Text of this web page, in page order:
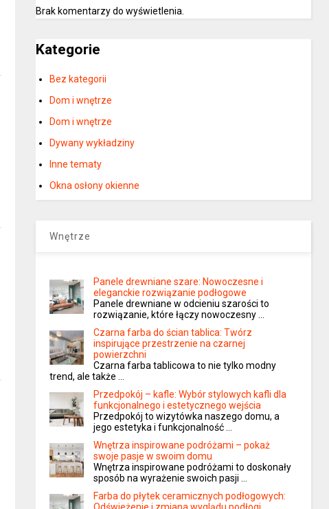
Brak komentarzy do wyświetlenia.
Kategorie
Bez kategorii
Dom i wnętrze
Dom i wnętrze
Dywany wykładziny
Inne tematy
Okna osłony okienne
Wnętrze
Panele drewniane szare: Nowoczesne i
eleganckie rozwiązanie podłogowe
Panele drewniane w odcieniu szarości to
rozwiązanie, które łączy nowoczesny …
Czarna farba do ścian tablica: Twórz
inspirujące przestrzenie na czarnej
powierzchni
Czarna farba tablicowa to nie tylko modny
trend, ale także …
Przedpokój – kafle: Wybór stylowych kafli dla
funkcjonalnego i estetycznego wejścia
Przedpokój to wizytówka naszego domu, a
jego estetyka i funkcjonalność …
Wnętrza inspirowane podróżami – pokaż
swoje pasje w swoim domu
Wnętrza inspirowane podróżami to doskonały
sposób na wyrażenie swoich pasji …
Farba do płytek ceramicznych podłogowych: